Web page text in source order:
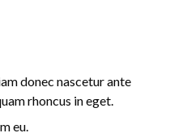
donec nascetur ante
rhoncus in eget.
eu.